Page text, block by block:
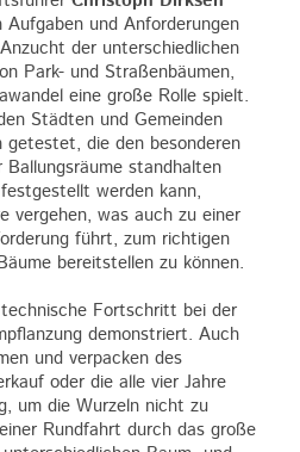
und Anforderungen
der unterschiedlichen
Park- und Straßenbäumen,
eine große Rolle spielt.
Städten und Gemeinden
die den besonderen
Ballungsräume standhalten
werden kann,
vergehen, was auch zu einer
führt, zum richtigen
bereitstellen zu können.
Fortschritt bei der
demonstriert. Auch
und verpacken des
oder die alle vier Jahre
um die Wurzeln nicht zu
Rundfahrt durch das große